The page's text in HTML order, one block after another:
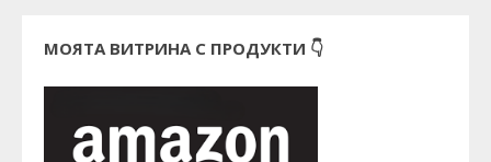
МОЯТА ВИТРИНА С ПРОДУКТИ 👇